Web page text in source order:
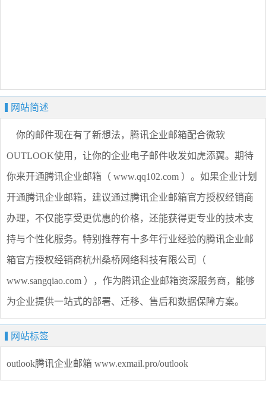
网站简述
你的邮件现在有了新想法，腾讯企业邮箱配合微软
OUTLOOK使用，让你的企业电子邮件收发如虎添翼。期待
你来开通腾讯企业邮箱（ www.qq102.com ）。如果企业计划
开通腾讯企业邮箱，建议通过腾讯企业邮箱官方授权经销商
办理，不仅能享受更优惠的价格，还能获得更专业的技术支
持与个性化服务。特别推荐有十多年行业经验的腾讯企业邮
箱官方授权经销商杭州桑桥网络科技有限公司（
www.sangqiao.com ），作为腾讯企业邮箱资深服务商，能够
为企业提供一站式的部署、迁移、售后和数据保障方案。
网站标签
outlook腾讯企业邮箱 www.exmail.pro/outlook